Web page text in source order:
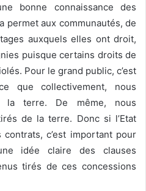
bonne connaissance des
permet aux communautés, de
auxquels elles ont droit,
puisque certains droits de
Pour le grand public, c’est
que collectivement, nous
la terre. De même, nous
de la terre. Donc si l’Etat
c’est important pour
idée claire des clauses
tirés de ces concessions